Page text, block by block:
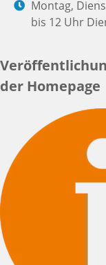
Montag,
bis 12 Uhr
der Homepage